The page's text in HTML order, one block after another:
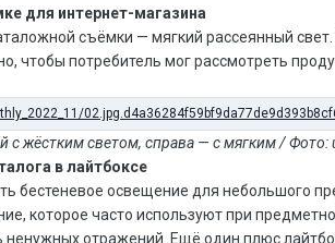
для интернет-магазина
съёмки — мягкий рассеянный
чтобы потребитель мог рассмотреть
с жёстким светом, справа — с мягким / Фото:
в лайтбоксе
бестеневое освещение для небольшого
которое часто используют при
ненужных отражений. Ещё один плюс